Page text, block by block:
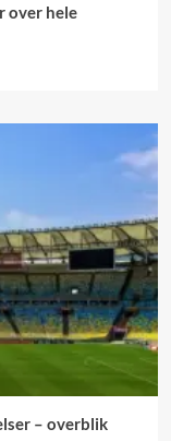
over hele
– overblik